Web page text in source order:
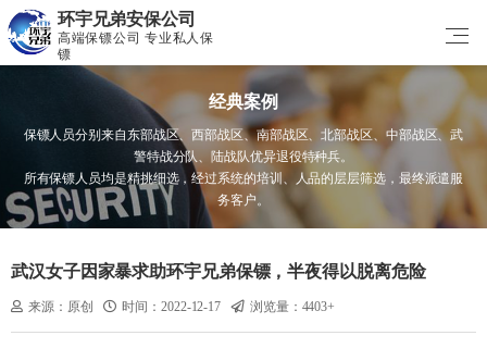
环宇兄弟安保公司
高端保镖公司 专业私人保
镖
经典案例
保镖人员分别来自东部战区、西部战区、南部战区、北部战区、中部战区、武
警特战分队、陆战队优异退役特种兵。
所有保镖人员均是精挑细选，经过系统的培训、人品的层层筛选，最终派遣服
务客户。
​武汉女子因家暴求助环宇兄弟保镖，半夜得以脱离危险
来源：原创 时间：2022-12-17 浏览量：4403+